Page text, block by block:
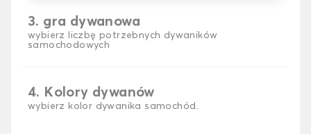
3. gra dywanowa
wybierz liczbę potrzebnych dywaników
samochodowych
4. Kolory dywanów
wybierz kolor dywanika samochód.